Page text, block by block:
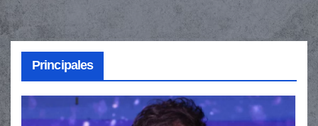
Principales